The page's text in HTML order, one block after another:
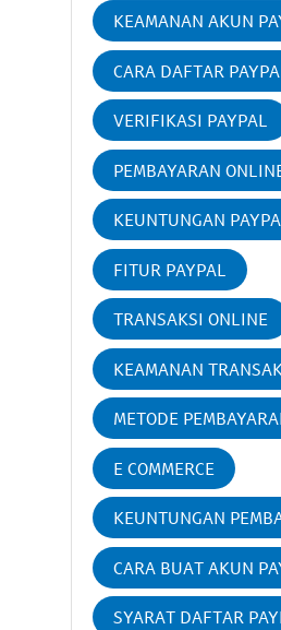
KEAMANAN AKUN
CARA DAFTAR
VERIFIKASI PAYPAL
PEMBAYARAN
KEUNTUNGAN
FITUR PAYPAL
TRANSAKSI ONLINE
KEAMANAN
METODE
E COMMERCE
KEUNTUNGAN
CARA BUAT AKUN
SYARAT DAFTAR